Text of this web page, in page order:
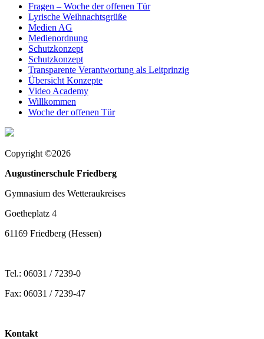
Fragen – Woche der offenen Tür
Lyrische Weihnachtsgrüße
Medien AG
Medienordnung
Schutzkonzept
Schutzkonzept
Transparente Verantwortung als Leitprinzig
Übersicht Konzepte
Video Academy
Willkommen
Woche der offenen Tür
Copyright ©2026
Augustinerschule Friedberg
Gymnasium des Wetteraukreises
Goetheplatz 4
61169 Friedberg (Hessen)
Tel.: 06031 / 7239-0
Fax: 06031 / 7239-47
Kontakt